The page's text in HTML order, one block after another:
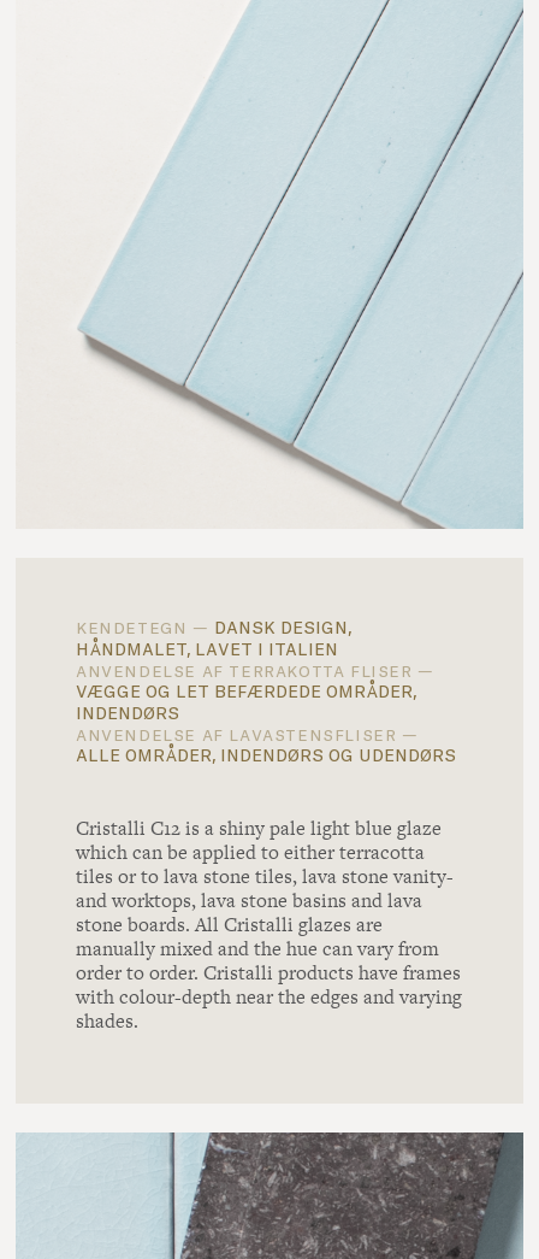
kendetegn — dansk design,
håndmalet, lavet i italien
anvendelse af terrakotta fliser —
vægge og let befærdede områder,
indendørs
anvendelse af lavastensfliser —
alle områder, indendørs og udendørs
Cristalli C12 is a shiny pale light blue glaze
which can be applied to either terracotta
tiles or to lava stone tiles, lava stone vanity-
and worktops, lava stone basins and lava
stone boards. All Cristalli glazes are
manually mixed and the hue can vary from
order to order. Cristalli products have frames
with colour-depth near the edges and varying
shades.